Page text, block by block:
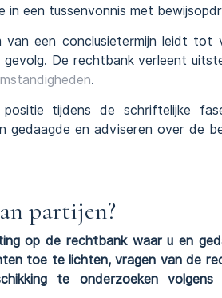
een tussenvonnis met
van een conclusietermijn leidt tot
De rechtbank verleent
.
tijdens de schriftelijke
gedaagde en adviseren over de
partijen?
op de rechtbank waar u en
toe te lichten, vragen van de
te onderzoeken